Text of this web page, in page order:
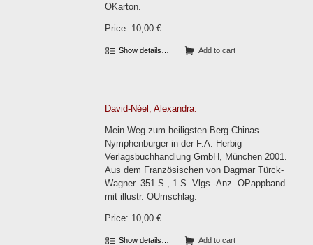
OKarton.
Price: 10,00 €
Show details… Add to cart
David-Néel, Alexandra:
Mein Weg zum heiligsten Berg Chinas.
Nymphenburger in der F.A. Herbig
Verlagsbuchhandlung GmbH, München 2001.
Aus dem Französischen von Dagmar Türck-
Wagner. 351 S., 1 S. Vlgs.-Anz. OPappband
mit illustr. OUmschlag.
Price: 10,00 €
Show details… Add to cart